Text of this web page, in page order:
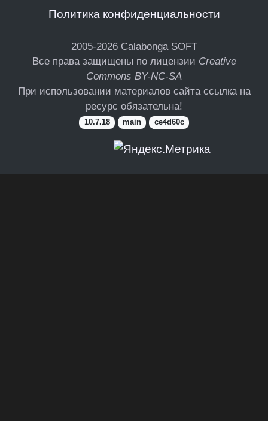
Политика конфиденциальности
2005-2026 Calabonga SOFT
Все права защищены по лицензии Creative
Commons BY-NC-SA
При использовании материалов сайта ссылка на
ресурс обязательна!
10.7.18 main ce4d60c